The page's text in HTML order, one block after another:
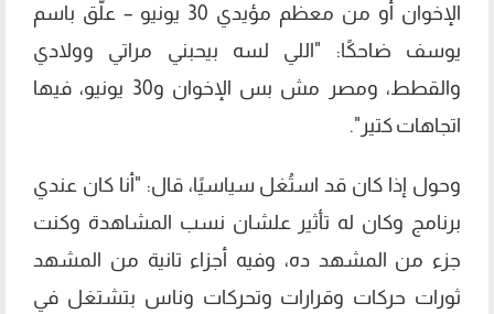
الإخوان أو من معظم مؤيدي 30 يونيو – علّق باسم
يوسف ضاحكًا: "اللي لسه بيحبني مراتي وولادي
والقطط، ومصر مش بس الإخوان و30 يونيو، فيها
اتجاهات كتير".
وحول إذا كان قد استُغل سياسيًا، قال: "أنا كان عندي
برنامج وكان له تأثير علشان نسب المشاهدة وكنت
جزء من المشهد ده، وفيه أجزاء تانية من المشهد
ثورات حركات وقرارات وتحركات وناس بتشتغل في